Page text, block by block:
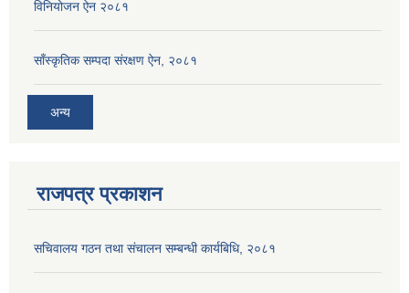
विनियोजन ऐन २०८१
साँस्कृतिक सम्पदा संरक्षण ऐन, २०८१
अन्य
राजपत्र प्रकाशन
सचिवालय गठन तथा संचालन सम्बन्धी कार्यबिधि, २०८१